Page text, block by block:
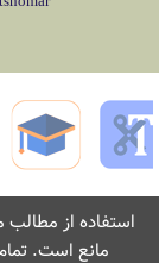
استفاده از
مانع است.